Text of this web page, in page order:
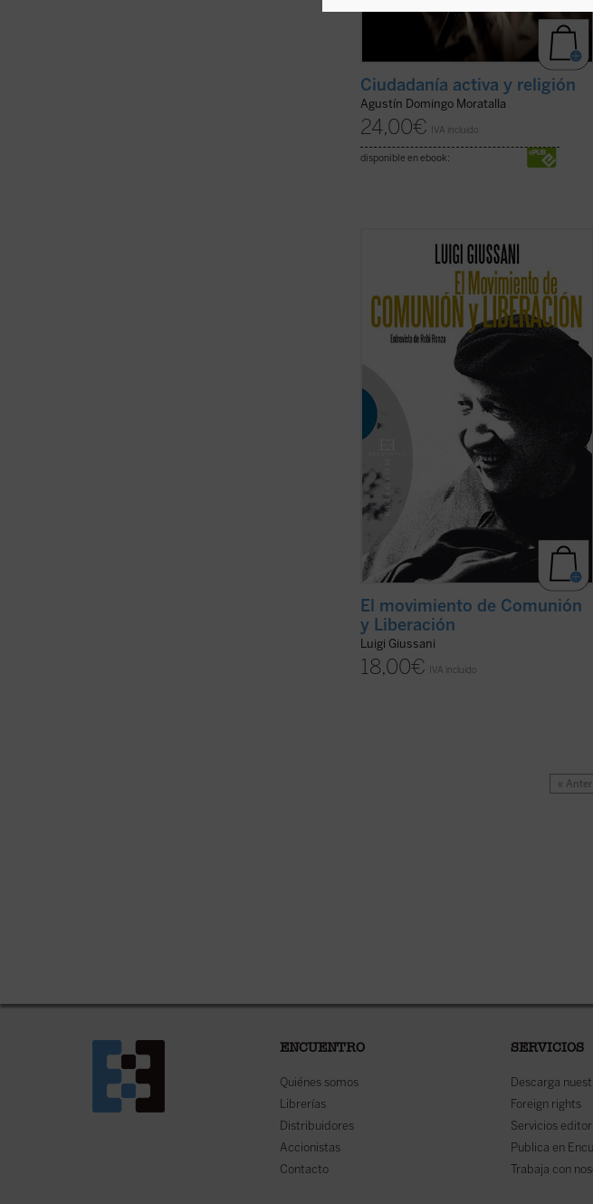
Ciudadanía activa y religión
Agustín Domingo Moratalla
24,00€ IVA incluido
disponible en ebook:
Tras la muerte de su fundador Luigi
Giussani, el movimiento de Comunión y
Liberación es hoy una realidad viva de la
Iglesia en la sociedad, presente en más
de setenta países. «Su original intuición
pedagógica es volver a proponer, de
(ver ficha)
El movimiento de Comunión
y Liberación
Luigi Giussani
18,00€ IVA incluido
«
ENCUENTRO
Quiénes somos
Librerías
Distribuidores
Accionistas
Contacto
SERVICIOS
Descarga
Foreign rights
Servicios
Publica en
Trabaja con